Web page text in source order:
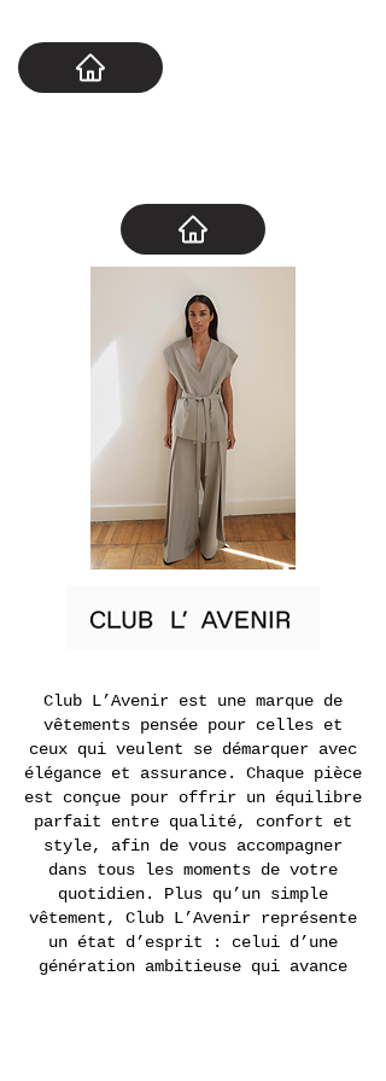
Club L’Avenir est une marque de
vêtements pensée pour celles et
ceux qui veulent se démarquer avec
élégance et assurance. Chaque pièce
est conçue pour offrir un équilibre
parfait entre qualité, confort et
style, afin de vous accompagner
dans tous les moments de votre
quotidien. Plus qu’un simple
vêtement, Club L’Avenir représente
un état d’esprit : celui d’une
génération ambitieuse qui avance